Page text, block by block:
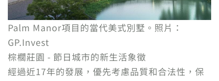
Palm Manor項目的當代美式別墅。照片：
GP.Invest
棕櫚莊園 - 節日城市的新生活象徵
經過近17年的發展，優先考慮品質和合法性，保